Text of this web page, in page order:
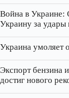
Война в
Украину за
Украина умоляет
Экспорт бензина
достиг нового